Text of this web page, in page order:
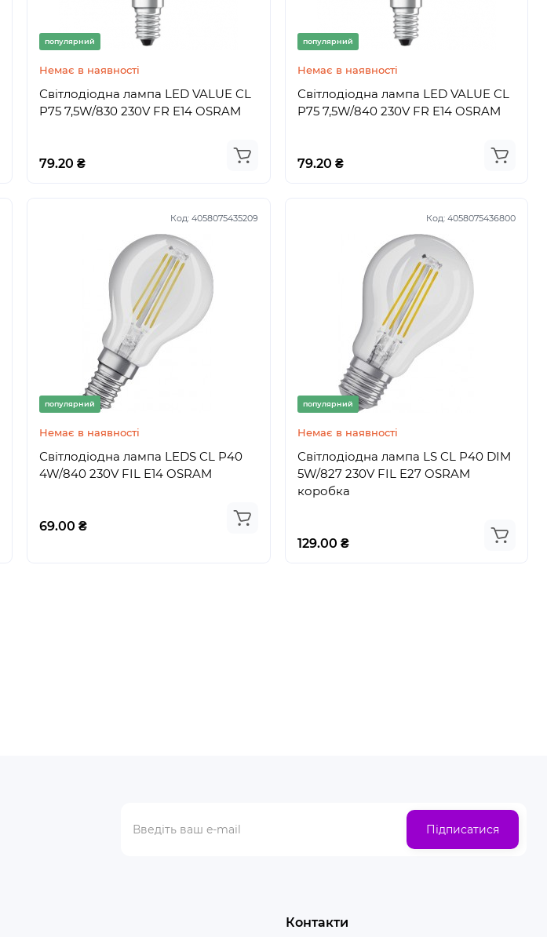
Немає в наявності
DATAKOM D-500-MK3
Багатофункціональний контролер
генератора/двигуна/АВР з MPU +
J1939
популярний
Немає в наявності
Світлодіодна лампа LED VALUE CL
P75 7,5W/830 230V FR E14 OSRAM
79.20 ₴
популярний
Немає в наявності
Світлодіодна лампа LED VALUE CL
P75 7,5W/840 230V FR E14 OSRAM
79.20 ₴
Код: 4058075435209
популярний
Немає в наявності
Світлодіодна лампа LEDS CL P40
4W/840 230V FIL E14 OSRAM
69.00 ₴
Код: 4058075436800
популярний
Немає в наявності
Світлодіодна лампа LS CL P40 DIM
5W/827 230V FIL E27 OSRAM
коробка
129.00 ₴
Підписатися
Контакти